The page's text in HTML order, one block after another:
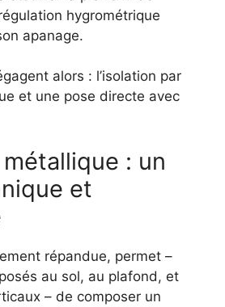
hygrométrique
apanage.
alors : l’isolation par
et une pose directe avec
métallique : un
et
répandue, permet –
au sol, au plafond, et
– de composer un